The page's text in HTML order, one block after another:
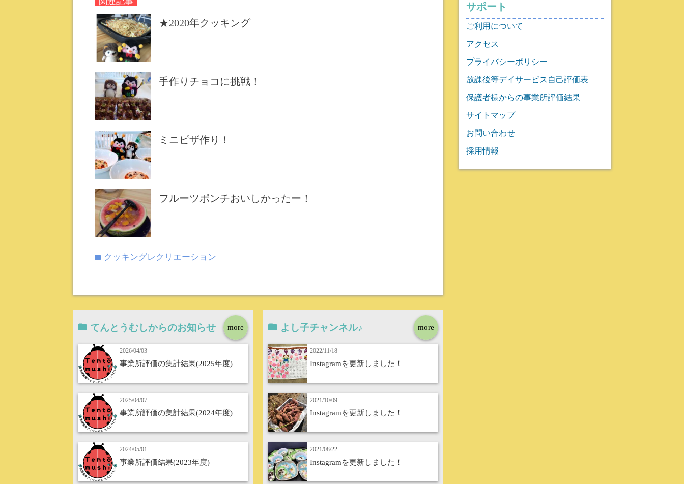
★2020年クッキング
手作りチョコに挑戦！
ミニピザ作り！
フルーツポンチおいしかったー！
folder クッキングレクリエーション
more
てんとうむしからのお知らせ
2026/04/03
事業所評価の集計結果(2025年度)
2025/04/07
事業所評価の集計結果(2024年度)
2024/05/01
事業所評価結果(2023年度)
more
よし子チャンネル♪
2022/11/18
Instagramを更新しました！
2021/10/09
Instagramを更新しました！
2021/08/22
Instagramを更新しました！
サポート
ご利用について
アクセス
プライバシーポリシー
放課後等デイサービス自己評価表
保護者様からの事業所評価結果
サイトマップ
お問い合わせ
採用情報